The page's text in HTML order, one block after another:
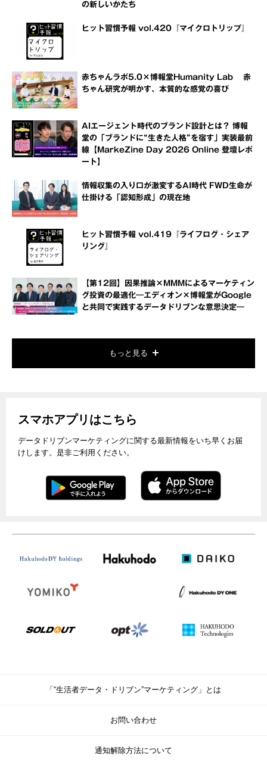
の新しいかたち
ヒット習慣予報 vol.420『マイクロトリップ』
赤ちゃんラボ5.0×博報堂Humanity Lab 赤
ちゃん研究が明かす、本質的な感覚の喜び
AIエージェント時代のブランド設計とは？ 博報
堂の「ブランドに“生きた人格”を宿す」実装最前
線【MarkeZine Day 2026 Online 登壇レポ
ート】
情報収集の入り口が激変するAI時代 FWD生命が
仕掛ける「認知形成」の現在地
ヒット習慣予報 vol.419『ライフログ・シェア
リング』
【第12回】因果推論×MMMによるマーケティン
グ投資の最適化―エディオン×博報堂がGoogle
と共同で実践するデータドリブンな意思決定―
もっと見る
スマホアプリはこちら
データドリブンマーケティングに関する最新情報をいち早くお届
けします。是非ご利用ください。
「“生活者データ・ドリブン”マーケティング」とは
お問い合わせ
通知解除方法について